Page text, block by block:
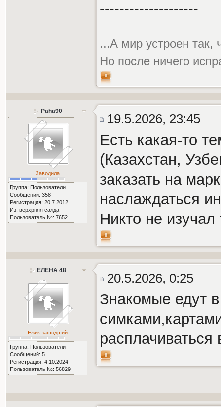
--------------------
...А мир устроен так,
Но после ничего
Paha90
Заводила
Группа: Пользователи
Сообщений: 358
Регистрация: 20.7.2012
Из: верхрняя салда
Пользователь №: 7652
19.5.2026, 23:45
Есть какая-то
(Казахстан,
заказать на
наслаждаться
Никто не
ЕЛЕНА 48
Ежик зашедший
Группа: Пользователи
Сообщений: 5
Регистрация: 4.10.2024
Пользователь №: 56829
20.5.2026, 0:25
Знакомые едут
расплачиваться